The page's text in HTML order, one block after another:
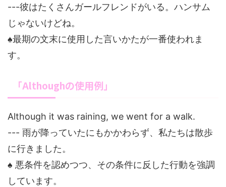
---彼はたくさんガールフレンドがいる。ハンサム
じゃないけどね。
♠最期の文末に使用した言いかたが一番使われま
す。
「Althoughの使用例」
Although it was raining, we went for a walk.
--- 雨が降っていたにもかかわらず、私たちは散歩
に行きました。
♠ 悪条件を認めつつ、その条件に反した行動を強調
しています。